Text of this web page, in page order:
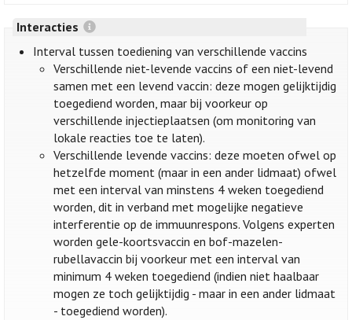
Interacties
Interval tussen toediening van verschillende vaccins
Verschillende niet-levende vaccins of een niet-levend
samen met een levend vaccin: deze mogen gelijktijdig
toegediend worden, maar bij voorkeur op
verschillende injectieplaatsen (om monitoring van
lokale reacties toe te laten).
Verschillende levende vaccins: deze moeten ofwel op
hetzelfde moment (maar in een ander lidmaat) ofwel
met een interval van minstens 4 weken toegediend
worden, dit in verband met mogelijke negatieve
interferentie op de immuunrespons. Volgens experten
worden gele-koortsvaccin en bof-mazelen-
rubellavaccin bij voorkeur met een interval van
minimum 4 weken toegediend (indien niet haalbaar
mogen ze toch gelijktijdig - maar in een ander lidmaat
- toegediend worden).